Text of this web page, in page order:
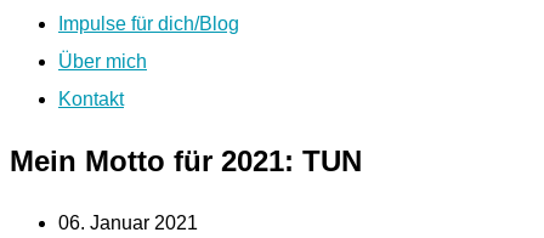
Impulse für dich/Blog
Über mich
Kontakt
Mein Motto für 2021: TUN
06. Januar 2021